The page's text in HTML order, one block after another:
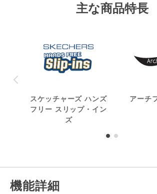
主な商品特長
スケッチャーズ ハンズ
フリー スリップ・イン
ズ
アーチ
機能詳細